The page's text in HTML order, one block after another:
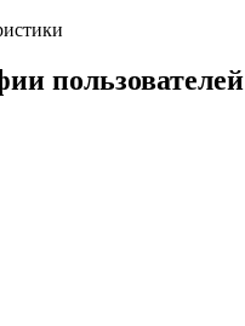
пользователей